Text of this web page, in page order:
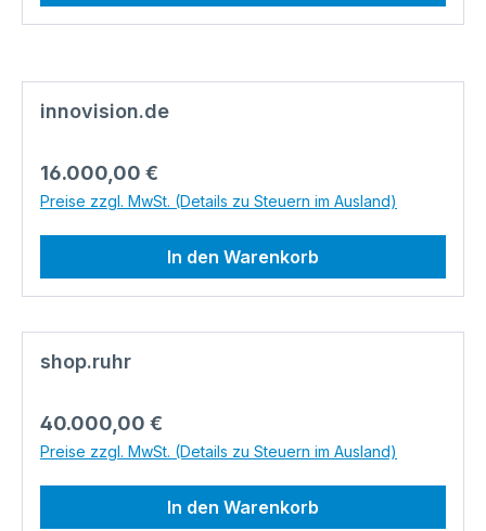
innovision.de
Regulärer Preis:
16.000,00 €
Preise zzgl. MwSt. (Details zu Steuern im Ausland)
In den Warenkorb
shop.ruhr
Regulärer Preis:
40.000,00 €
Preise zzgl. MwSt. (Details zu Steuern im Ausland)
In den Warenkorb